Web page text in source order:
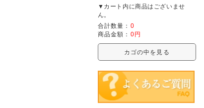
▼カート内に商品はございませ
ん。
合計数量： 0
商品金額： 0円
カゴの中を見る